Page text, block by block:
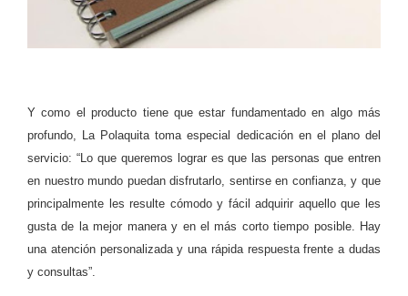
Y como el producto tiene que estar fundamentado en algo más
profundo, La Polaquita toma especial dedicación en el plano del
servicio: “Lo que queremos lograr es que las personas que entren
en nuestro mundo puedan disfrutarlo, sentirse en confianza, y que
principalmente les resulte cómodo y fácil adquirir aquello que les
gusta de la mejor manera y en el más corto tiempo posible. Hay
una atención personalizada y una rápida respuesta frente a dudas
y consultas”.